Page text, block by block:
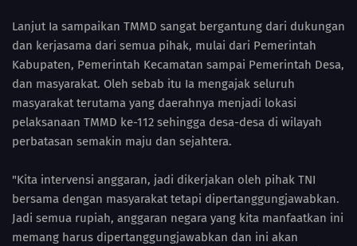
Lanjut Ia sampaikan TMMD sangat bergantung dari dukungan
dan kerjasama dari semua pihak, mulai dari Pemerintah
Kabupaten, Pemerintah Kecamatan sampai Pemerintah Desa,
dan masyarakat. Oleh sebab itu Ia mengajak seluruh
masyarakat terutama yang daerahnya menjadi lokasi
pelaksanaan TMMD ke-112 sehingga desa-desa di wilayah
perbatasan semakin maju dan sejahtera.
"Kita intervensi anggaran, jadi dikerjakan oleh pihak TNI
bersama dengan masyarakat tetapi dipertanggungjawabkan.
Jadi semua rupiah, anggaran negara yang kita manfaatkan ini
memang harus dipertanggungjawabkan dan ini akan